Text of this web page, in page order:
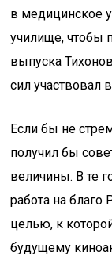
в медицинское
училище, чтобы
выпуска
сил участвовал
Если бы не
получил бы
величины. В те
работа на
целью, к
будущему